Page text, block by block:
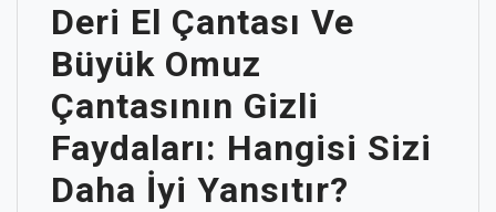
Deri El Çantası Ve
Büyük Omuz
Çantasının Gizli
Faydaları: Hangisi Sizi
Daha İyi Yansıtır?